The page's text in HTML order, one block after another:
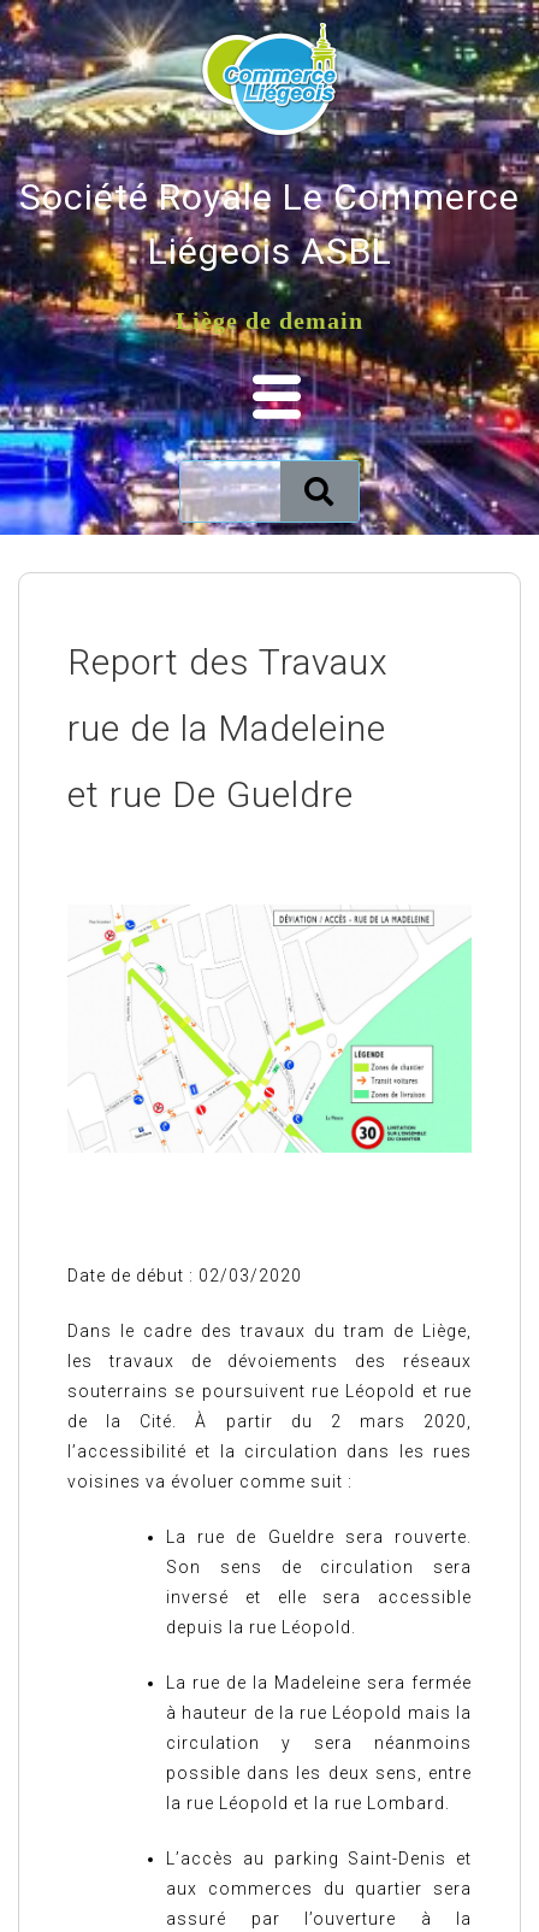
Société Royale Le Commerce
Liégeois ASBL
Liège de demain
Report des Travaux
rue de la Madeleine
et rue De Gueldre
Date de début : 02/03/2020
Dans le cadre des travaux du tram de Liège,
les travaux de dévoiements des réseaux
souterrains se poursuivent rue Léopold et rue
de la Cité. À partir du 2 mars 2020,
l’accessibilité et la circulation dans les rues
voisines va évoluer comme suit :
La rue de Gueldre sera rouverte.
Son sens de circulation sera
inversé et elle sera accessible
depuis la rue Léopold.
La rue de la Madeleine sera fermée
à hauteur de la rue Léopold mais la
circulation y sera néanmoins
possible dans les deux sens, entre
la rue Léopold et la rue Lombard.
L’accès au parking Saint-Denis et
aux commerces du quartier sera
assuré par l’ouverture à la